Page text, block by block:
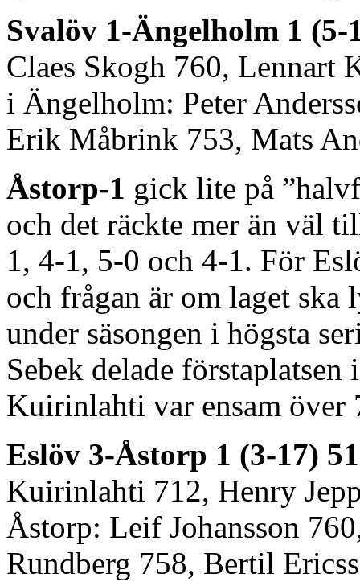
Svalöv 1-Ängelholm 1 (5-
Claes Skogh 760, Lennart
i Ängelholm: Peter
Erik Måbrink 753, Mats
Åstorp-1 gick lite på
och det räckte mer än väl
1, 4-1, 5-0 och 4-1. För
och frågan är om laget ska
under säsongen i högsta
Sebek delade
Kuirinlahti var ensam över
Eslöv 3-Åstorp 1 (3-17)
Kuirinlahti 712, Henry
Åstorp: Leif Johansson
Rundberg 758, Bertil